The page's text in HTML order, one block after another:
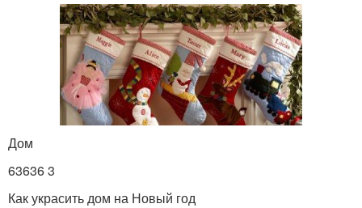
Дом
63636 3
Как украсить дом на Новый год